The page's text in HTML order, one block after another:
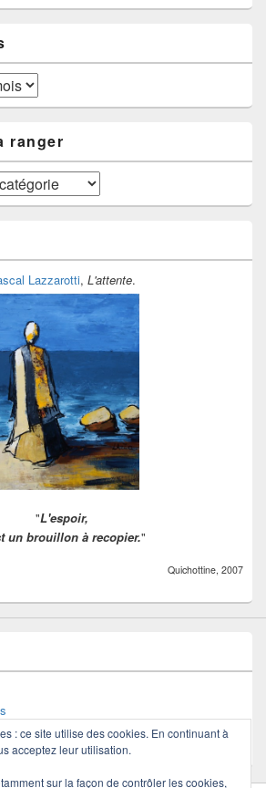
ranger
Lazzarotti, L'attente.
"L'espoir,
un brouillon à recopier."
Quichottine, 2007
: ce site utilise des cookies. En continuant à
acceptez leur utilisation.
sur la façon de contrôler les cookies,